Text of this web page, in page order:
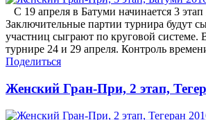
С 19 апреля в Батуми начинается 3
Заключительные партии турнира будут
участниц сыграют по круговой
турнире 24 и 29 апреля. Контроль
Поделиться
Женский Гран-При, 2 этап,